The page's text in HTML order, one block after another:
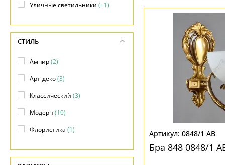
0848/1 AB
Бра 848 0848/1
Уличные светильники (+1)
СТИЛЬ
Ампир(2)
Арт-деко(3)
Классический (3)
Модерн (10)
Флористика (1)